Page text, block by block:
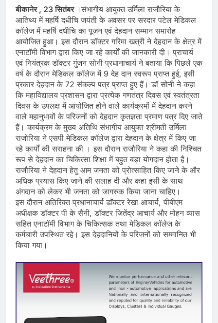
बीकानेर , 23 सितंबर ।संभागीय आयुक्त उर्मिला राजौरिया के
आतिथ्य में महर्षि दधीचि जयंती के अवसर पर सरदार पटेल मेडिकल
कॉलेज में महर्षि दधीचि का पूजन एवं देहदान सम्मान समारोह
आयोजित हुआ। इस दौरान डॉक्टर गरिमा खत्री ने देहदान के क्षेत्र में
एनाटॉमी विभाग द्वारा किए जा रहे कार्यों की जानकारी दी। प्राचार्य
एवं नियंत्रक डॉक्टर गुंजन सोनी प्रधानाचार्य ने बताया कि पिछले एक
वर्ष के दौरान मेडिकल कॉलेज में 9 देह दान स्वरूप प्राप्त हुई, इसी
प्रकार देहदान के 72 संकल्प पत्र प्राप्त हुए हैं। डॉ सोनी ने कहा
कि महाविद्यालय प्रशासन द्वारा प्रत्येक गणतंत्र दिवस एवं स्वतंत्रता
दिवस के उपलक्ष में आयोजित होने वाले कार्यक्रमों में देहदान करने
वाले महानुभावों के परिजनों को देहदान कृतज्ञता प्रमाण पत्र दिए जाते
हैं। कार्यक्रम के मुख्य अतिथि संभागीय आयुक्त श्रीमती उर्मिला
राजोरिया ने एसपी मेडिकल कॉलेज द्वारा देहदान के क्षेत्र में किए जा
रहे कार्यों की सराहना की । इस दौरान राजौरिया ने कहा की निश्चित
रूप से देहदान का चिकित्सा शिक्षा में बहुत बड़ा योगदान होता है।
राजौरिया ने देहदान हेतु आम जनता को प्रोत्साहित किए जाने के और
अधिक प्रयास किए जाने की सलाह दी और कहा इसी के साथ
अंगदान को लेकर भी जनता को जागरुक किया जाना चाहिए।
इस दौरान अतिरिक्त प्रधानाचार्य डॉक्टर रेखा आचार्य, पीबीएम
अधीक्षक डॉक्टर पी के सैनी, डॉक्टर जितेंद्र आचार्य और मोहन व्यास
सहित एनाटॉमी विभाग के चिकित्सक तथा मेडिकल कॉलेज के
कर्मचारी उपस्थित रहे। इस देहदानियों के परिजनों को सम्मानित भी
किया गया।